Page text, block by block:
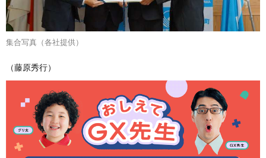
集合写真（各社提供）
（藤原秀行）